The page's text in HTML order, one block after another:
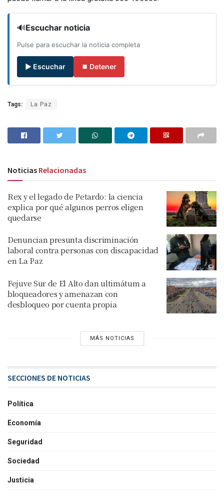
🔊Escuchar noticia
Pulse para escuchar la noticia completa
▶ Escuchar ⏹ Detener
Tags: La Paz
Noticias Relacionadas
Rex y el legado de Petardo: la ciencia
explica por qué algunos perros eligen
quedarse
Denuncian presunta discriminación
laboral contra personas con discapacidad
en La Paz
Fejuve Sur de El Alto dan ultimátum a
bloqueadores y amenazan con
desbloqueo por cuenta propia
MÁS NOTICIAS
SECCIONES DE NOTICIAS
Política
Economía
Seguridad
Sociedad
Justicia